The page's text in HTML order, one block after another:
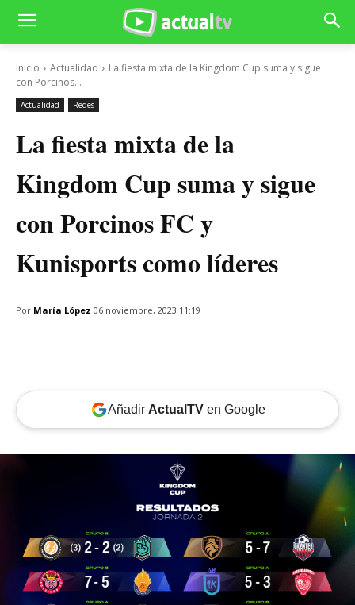
Inicio Actualidad
La fiesta mixta de la Kingdom Cup suma y sigue
con Porcinos...
Actualidad Redes
La fiesta mixta de la
Kingdom Cup suma y sigue
con Porcinos FC y
Kunisports como líderes
Por María López 06 noviembre, 2023 11:19
Añadir ActualTVen Google